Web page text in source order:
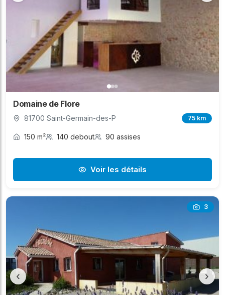
Domaine de Flore
81700 Saint-Germain-des-P 75 km
150 m² 140 debout 90 assises
Voir les détails
3
‹ ›